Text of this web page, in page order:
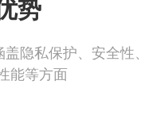
势
隐私保护、安全性、
能等方面